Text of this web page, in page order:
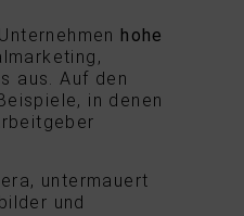
hohe
aus. Auf den
in denen
untermauert
und